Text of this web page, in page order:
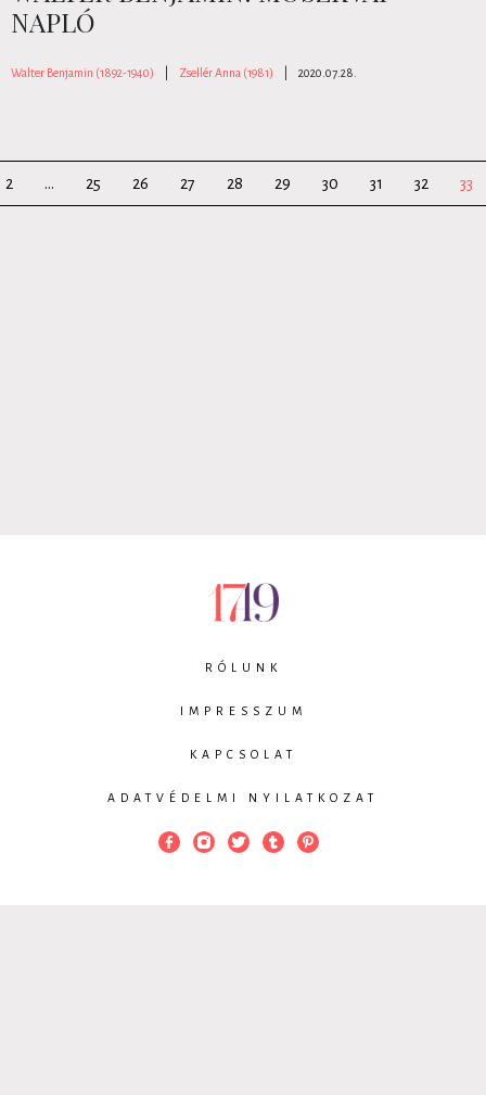
NAPLÓ
Walter Benjamin (1892-1940) Zsellér Anna (1981) 2020.07.28.
2 ... 25 26 27 28 29 30 31 32 33
RÓLUNK
IMPRESSZUM
KAPCSOLAT
ADATVÉDELMI NYILATKOZAT